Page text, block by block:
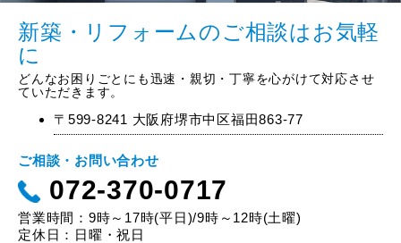
新築・リフォームのご相談はお気軽
に
どんなお困りごとにも迅速・親切・丁寧を心がけて対応させ
ていただきます。
〒599-8241 大阪府堺市中区福田863-77
ご相談・お問い合わせ
072-370-0717
営業時間：9時～17時(平日)/9時～12時(土曜)
定休日：日曜・祝日